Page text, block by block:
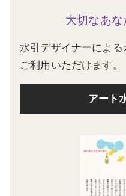
大切なあ
水引デザイナーによ
ご利用いただけます。
アート